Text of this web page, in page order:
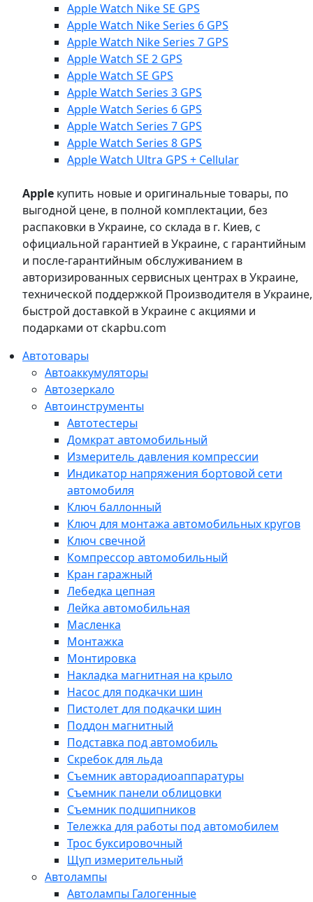
Apple Watch Nike SE GPS
Apple Watch Nike Series 6 GPS
Apple Watch Nike Series 7 GPS
Apple Watch SE 2 GPS
Apple Watch SE GPS
Apple Watch Series 3 GPS
Apple Watch Series 6 GPS
Apple Watch Series 7 GPS
Apple Watch Series 8 GPS
Apple Watch Ultra GPS + Cellular
Apple купить новые и оригинальные товары, по
выгодной цене, в полной комплектации, без
распаковки в Украине, со склада в г. Киев, с
официальной гарантией в Украине, с гарантийным
и после-гарантийным обслуживанием в
авторизированных сервисных центрах в Украине,
технической поддержкой Производителя в Украине,
быстрой доставкой в Украине с акциями и
подарками от ckapbu.com
Автотовары
Автоаккумуляторы
Автозеркало
Автоинструменты
Автотестеры
Домкрат автомобильный
Измеритель давления компрессии
Индикатор напряжения бортовой сети
автомобиля
Ключ баллонный
Ключ для монтажа автомобильных кругов
Ключ свечной
Компрессор автомобильный
Кран гаражный
Лебедка цепная
Лейка автомобильная
Масленка
Монтажка
Монтировка
Накладка магнитная на крыло
Насос для подкачки шин
Пистолет для подкачки шин
Поддон магнитный
Подставка под автомобиль
Скребок для льда
Съемник авторадиоаппаратуры
Съемник панели облицовки
Съемник подшипников
Тележка для работы под автомобилем
Трос буксировочный
Щуп измерительный
Автолампы
Автолампы Галогенные